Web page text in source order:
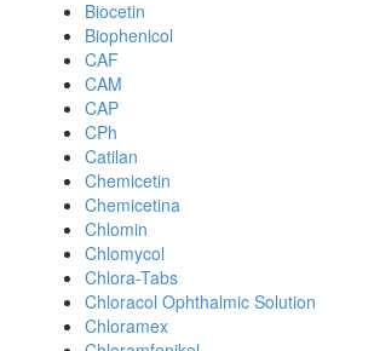
Biocetin
Biophenicol
CAF
CAM
CAP
CPh
Catilan
Chemicetin
Chemicetina
Chlomin
Chlomycol
Chlora-Tabs
Chloracol Ophthalmic Solution
Chloramex